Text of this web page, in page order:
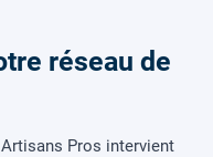
réseau de
Pros intervient